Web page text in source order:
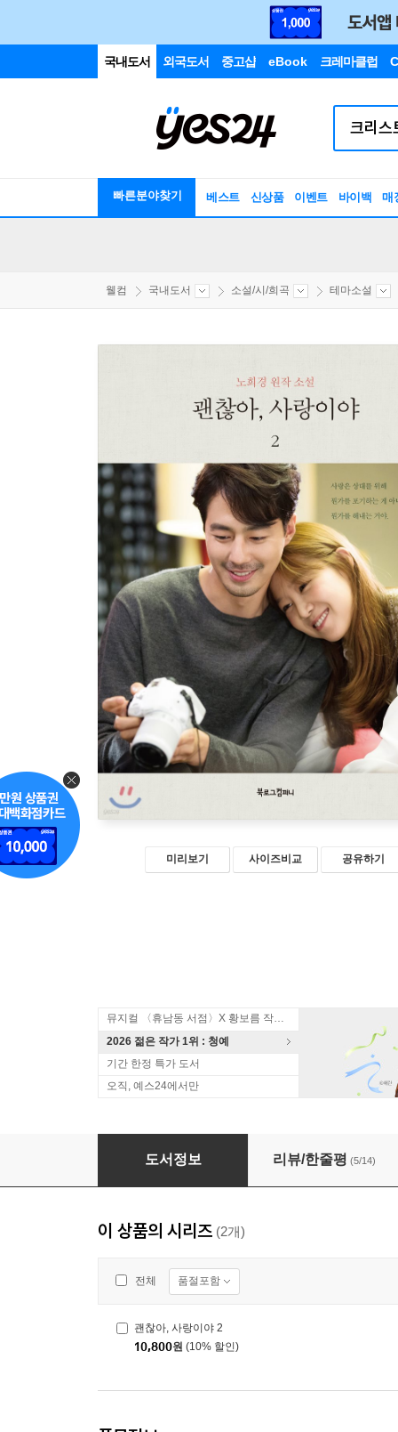
국내도서 외국도서 중고샵 eBook 크레마클럽
빠른분야찾기 베스트 신상품 이벤트 바이백 매
웰컴 국내도서 소설/시/희곡 테마소설
미리보기 사이즈비교 공유하기
뮤지컬 〈휴남동 서점〉X 황보름 작가 북토크
2026 젊은 작가 1위 : 청예
기간 한정 특가 도서
오직, 예스24에서만
괜찮아, 사랑이야 2
도서정보 리뷰/한줄평 (5/14)
이 상품의 시리즈 (2개)
전체 품절포함
괜찮아, 사랑이야 2
10,800원 (10% 할인)